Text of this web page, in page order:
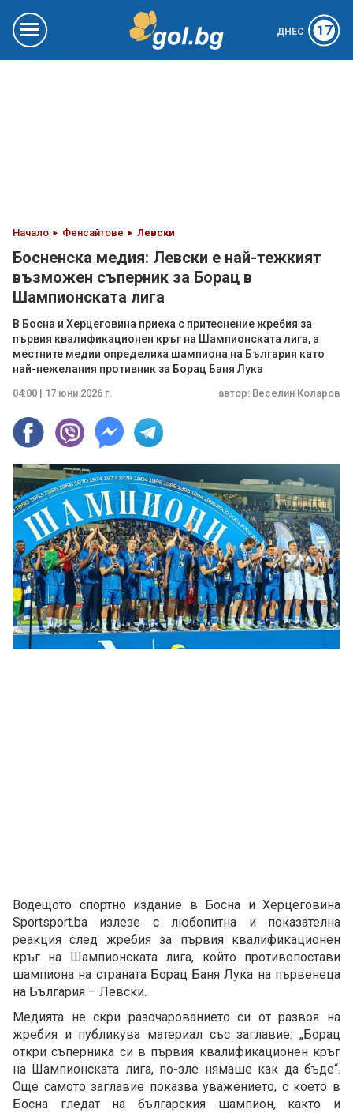
ДНЕС 17
Начало Фенсайтове Левски
Босненска медия: Левски е най-тежкият
възможен съперник за Борац в
Шампионската лига
В Босна и Херцеговина приеха с притеснение жребия за
първия квалификационен кръг на Шампионската лига, а
местните медии определиха шампиона на България като
най-нежелания противник за Борац Баня Лука
04:00 | 17 юни 2026 г. автор: Веселин Коларов
Водещото спортно издание в Босна и Херцеговина
Sportsport.ba излезе с любопитна и показателна
реакция след жребия за първия квалификационен
кръг на Шампионската лига, който противопостави
шампиона на страната Борац Баня Лука на първенеца
на България – Левски.
Медията не скри разочарованието си от развоя на
жребия и публикува материал със заглавие: „Борац
откри съперника си в първия квалификационен кръг
на Шампионската лига, по-зле нямаше как да бъде“.
Още самото заглавие показва уважението, с което в
Босна гледат на българския шампион, както и